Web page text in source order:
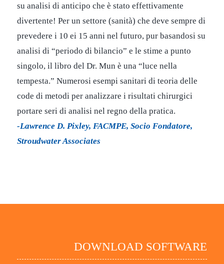
su analisi di anticipo che è stato effettivamente
divertente! Per un settore (sanità) che deve sempre di
prevedere i 10 ei 15 anni nel futuro, pur basandosi su
analisi di “periodo di bilancio” e le stime a punto
singolo, il libro del Dr. Mun è una “luce nella
tempesta.” Numerosi esempi sanitari di teoria delle
code di metodi per analizzare i risultati chirurgici
portare seri di analisi nel regno della pratica.
-Lawrence D. Pixley, FACMPE, Socio Fondatore,
Stroudwater Associates
DOWNLOAD SOFTWARE